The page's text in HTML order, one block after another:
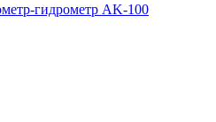
гидрометр AK-100